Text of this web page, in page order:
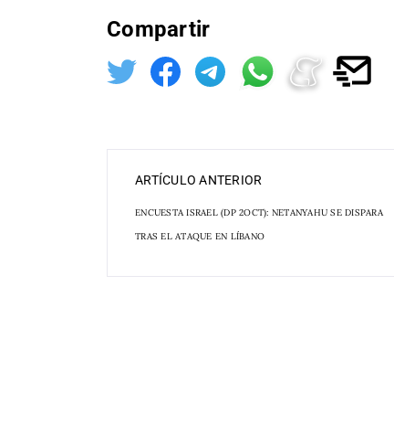
Compartir
ARTÍCULO ANTERIOR
ENCUESTA ISRAEL (DP 2OCT): NETANYAHU SE DISPARA
TRAS EL ATAQUE EN LÍBANO